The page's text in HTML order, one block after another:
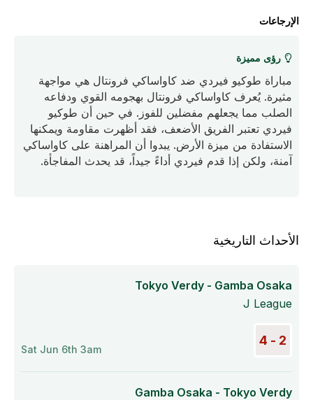
الإرجاعات
رؤى مميزة
مباراة طوكيو فيردي ضد كاواساكي فرونتال هي مواجهة
مثيرة. يُعرف كاواساكي فرونتال بهجومه القوي ودفاعه
الصلب مما يجعلهم مفضلين للفوز. في حين أن طوكيو
فيردي تعتبر الفريق الأضعف، فقد أظهرت مقاومة ويمكنها
الاستفادة من ميزة الأرض. يبدوا أن المراهنة على كاواساكي
آمنة، ولكن إذا قدم فيردي أداءً جيداً، قد يحدث المفاجأة.
الأحداث التاريخية
Tokyo Verdy - Gamba Osaka
J League
2 - 4
Sat Jun 6th 3am
Gamba Osaka - Tokyo Verdy